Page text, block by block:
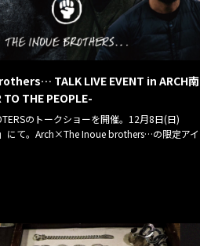
TALK LIVE EVENT in ARCH南
THE PEOPLE-
のトークショーを開催。12月8日(日)
」にて。Arch×The Inoue brothers…の限定アイ